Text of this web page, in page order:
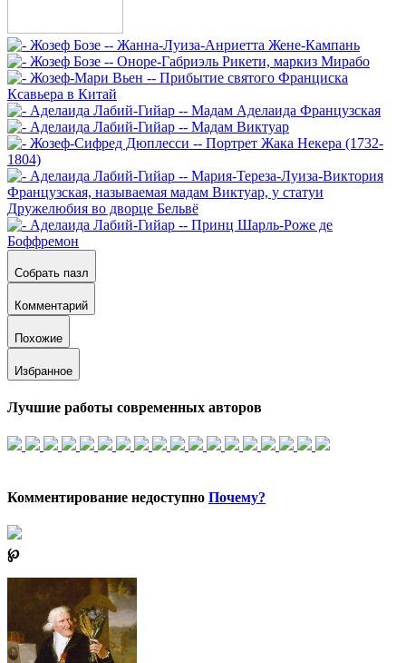
Собрать пазл
Комментарий
Похожие
Избранное
Лучшие работы современных авторов
Комментирование недоступно Почему?
℘